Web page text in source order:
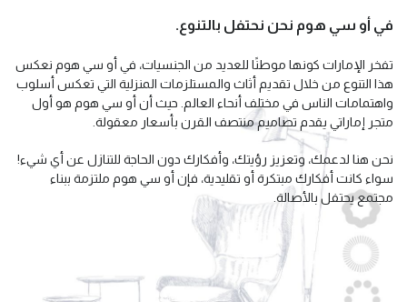
في أو سي هوم نحن نحتفل بالتنوع.
تفخر الإمارات كونها موطنًا للعديد من الجنسيات، في أو سي هوم نعكس
هذا التنوع من خلال تقديم أثاث والمستلزمات المنزلية التي تعكس أسلوب
واهتمامات الناس في مختلف أنحاء العالم. حيث أن أو سي هوم هو أول
متجر إماراتي يقدم تصاميم منتصف القرن بأسعار معقولة.
نحن هنا لدعمك، وتعزيز رؤيتك، وأفكارك دون الحاجة للتنازل عن أي شيء!
سواء كانت أفكارك مبتكرة أو تقليدية، فإن أو سي هوم ملتزمة ببناء
مجتمع يحتفل بالأصالة.